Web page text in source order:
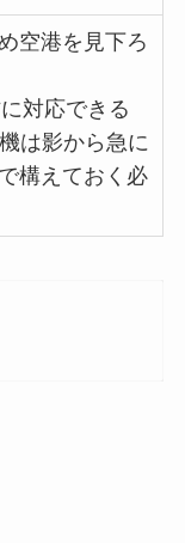
空港を見下ろ
対応できる
は影から急に
構えておく必